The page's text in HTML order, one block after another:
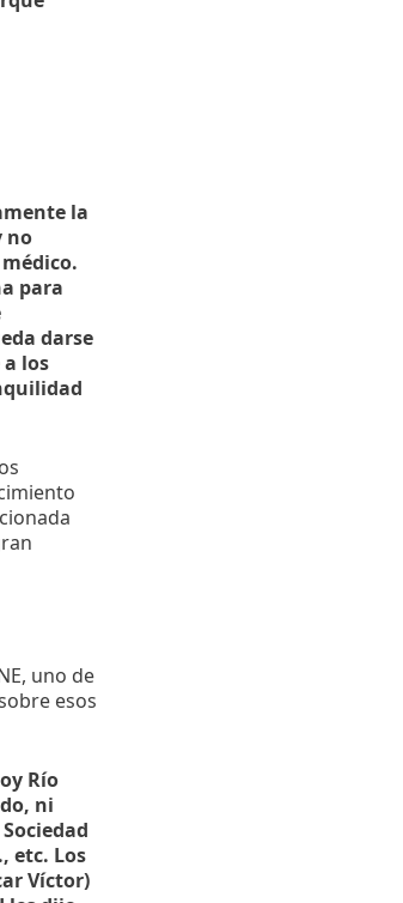
la
no
para
darse
los
uno de
esos
Río
ni
etc. Los
Víctor)